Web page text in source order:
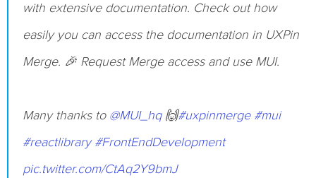
with extensive documentation. Check out how
easily you can access the documentation in UXPin
Merge. 🎉 Request Merge access and use MUI.
Many thanks to @MUI_hq🙌#uxpinmerge #mui
#reactlibrary #FrontEndDevelopment
pic.twitter.com/CtAq2Y9bmJ